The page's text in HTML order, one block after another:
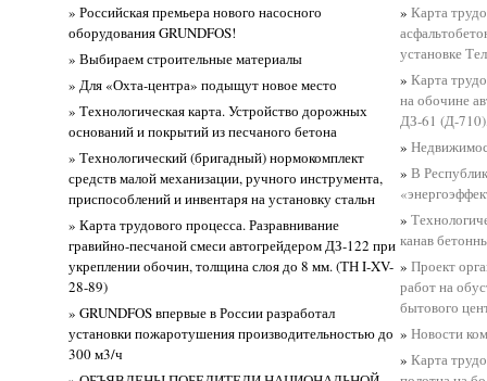
» Российская премьера нового насосного
оборудования GRUNDFOS!
» Выбираем строительные материалы
» Для «Охта-центра» подыщут новое место
» Технологическая карта. Устройство дорожных
оснований и покрытий из песчаного бетона
» Технологический (бригадный) нормокомплект
средств малой механизации, ручного инструмента,
приспособлений и инвентаря на установку стальн
» Карта трудового процесса. Разравнивание
гравийно-песчаной смеси автогрейдером ДЗ-122 при
укреплении обочин, толщина слоя до 8 мм. (ТН I-XV-
28-89)
» GRUNDFOS впервые в России разработал
установки пожаротушения производительностью до
300 м3/ч
»Карта
установке
»Карта
на обочине
ДЗ-61 (Д-
»
»В
»
канав
»Проект
работ на
бытового
»Новости
»Карта